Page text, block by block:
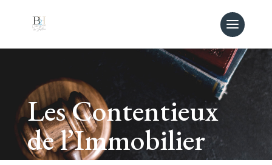
Les Contentieux
de l’Immobilier